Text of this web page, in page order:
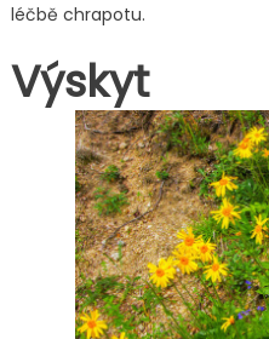
léčbě chrapotu.
Výskyt